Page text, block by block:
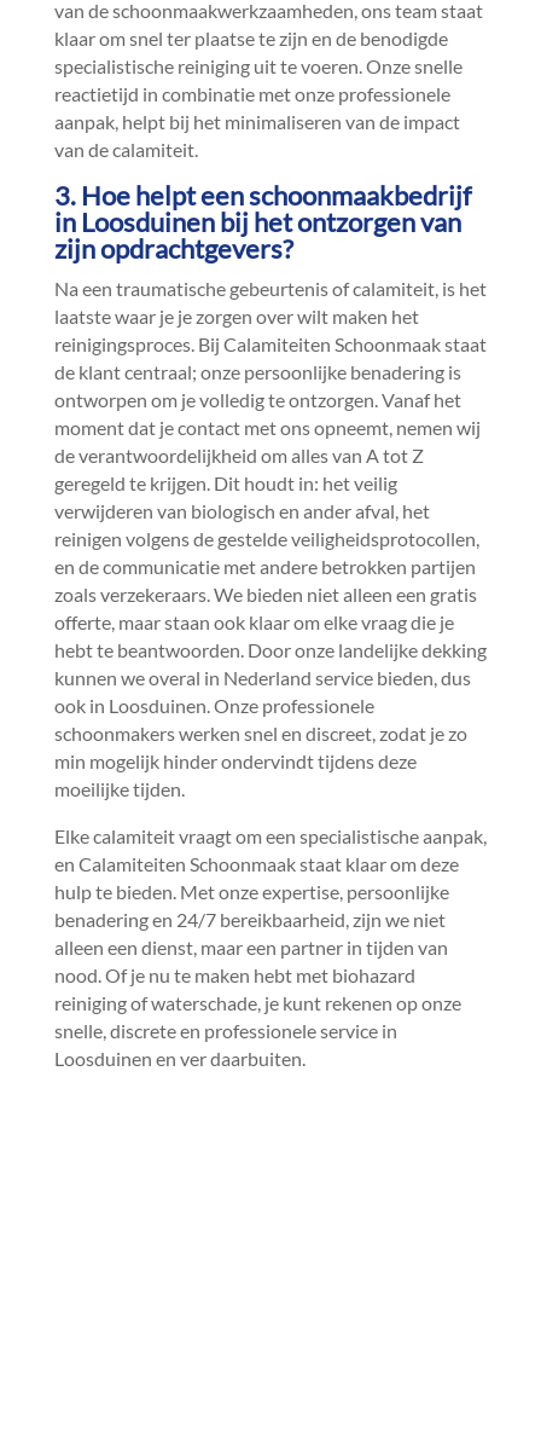
van de schoonmaakwerkzaamheden, ons team staat
klaar om snel ter plaatse te zijn en de benodigde
specialistische reiniging uit te voeren.​ Onze snelle
reactietijd in combinatie met onze professionele
aanpak, helpt bij het minimaliseren van de impact
van de calamiteit.​
3.​ Hoe helpt een schoonmaakbedrijf
in Loosduinen bij het ontzorgen van
zijn opdrachtgevers?
Na een traumatische gebeurtenis of calamiteit, is het
laatste waar je je zorgen over wilt maken het
reinigingsproces.​ Bij Calamiteiten Schoonmaak staat
de klant centraal; onze persoonlijke benadering is
ontworpen om je volledig te ontzorgen.​ Vanaf het
moment dat je contact met ons opneemt, nemen wij
de verantwoordelijkheid om alles van A tot Z
geregeld te krijgen.​ Dit houdt in: het veilig
verwijderen van biologisch en ander afval, het
reinigen volgens de gestelde veiligheidsprotocollen,
en de communicatie met andere betrokken partijen
zoals verzekeraars.​ We bieden niet alleen een gratis
offerte, maar staan ook klaar om elke vraag die je
hebt te beantwoorden.​ Door onze landelijke dekking
kunnen we overal in Nederland service bieden, dus
ook in Loosduinen.​ Onze professionele
schoonmakers werken snel en discreet, zodat je zo
min mogelijk hinder ondervindt tijdens deze
moeilijke tijden.​
Elke calamiteit vraagt om een specialistische aanpak,
en Calamiteiten Schoonmaak staat klaar om deze
hulp te bieden.​ Met onze expertise, persoonlijke
benadering en 24/7 bereikbaarheid, zijn we niet
alleen een dienst, maar een partner in tijden van
nood.​ Of je nu te maken hebt met biohazard
reiniging of waterschade, je kunt rekenen op onze
snelle, discrete en professionele service in
Loosduinen en ver daarbuiten.​